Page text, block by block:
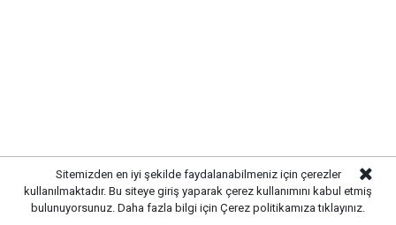
Sitemizden en iyi şekilde faydalanabilmeniz için çerezler
kullanılmaktadır. Bu siteye giriş yaparak çerez kullanımını kabul etmiş
bulunuyorsunuz. Daha fazla bilgi için Çerez politikamıza tıklayınız.